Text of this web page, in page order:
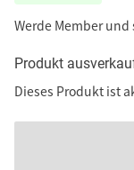
Werde Member und
Produkt
Dieses Produkt ist